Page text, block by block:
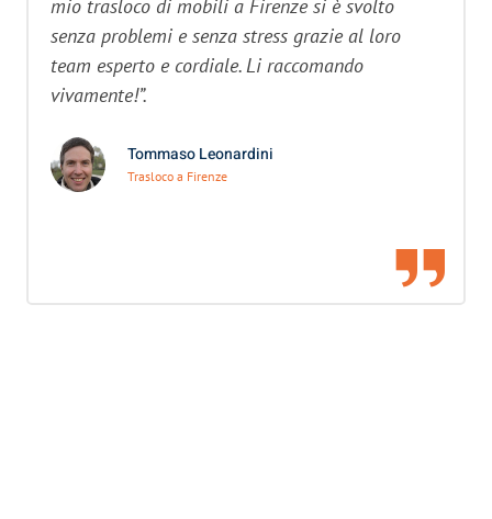
mio trasloco di mobili a Firenze si è svolto
senza problemi e senza stress grazie al loro
team esperto e cordiale. Li raccomando
vivamente!”.
Tommaso Leonardini
Trasloco a Firenze